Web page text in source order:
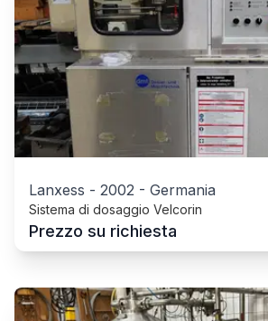
Lanxess - 2002 - Germania
Sistema di dosaggio Velcorin
Prezzo su richiesta